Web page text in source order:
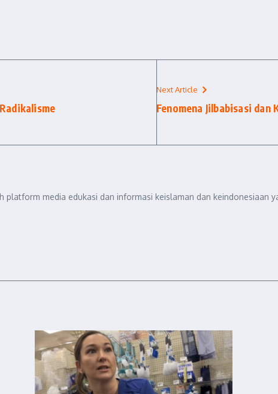
Next Article
Fenomena Jilbabisasi
platform media edukasi dan informasi keislaman dan keindonesiaan